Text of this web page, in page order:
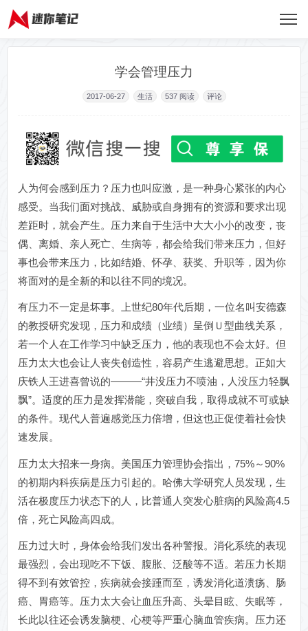
学会管理压力
2017-06-27 生活 537 阅读 评论
人为何会感到压力？压力也叫应激，是一种身心紧张的内心
感受。当我们面对挑战、威胁或自身拥有的资源和要求出现
差距时，就会产生。压力来自于生活中大大小小的改变，丧
偶、离婚、亲人死亡、生病等，都会给我们带来压力，但好
事也会带来压力，比如结婚、怀孕、获奖、升职等，因为你
将面对的是全新的和以往不同的境况。
有压力不一定是坏事。上世纪80年代后期，一位名叫安德森
的教授研究发现，压力和成绩（业绩）呈倒Ｕ型曲线关系，
若一个人在工作学习中缺乏压力，他的表现也不会太好。但
压力太大也会让人丧失创造性，容易产生逃避思想。正如大
庆铁人王进喜曾说的―――“井没压力不喷油，人没压力轻飘
飘”。适度的压力是发挥潜能，突破自我，取得成就不可或缺
的条件。现代人普遍感觉压力倍增，但这也正促使着社会快
速发展。
压力太大招来一身病。美国压力管理协会指出，75%～90%
的初期内科疾病是压力引起的。哈佛大学研究人员发现，生
活在极度压力状态下的人，比普通人突发心脏病的风险高4.5
倍，死亡风险高四成。
压力过大时，身体会给我们发出各种警报。消化系统的表现
最强烈，会出现吃不下饭、腹胀、泛酸等不适。若压力长期
得不到有效管控，疾病就会接踵而至，诱发消化道溃疡、肠
癌、胃癌等。压力太大会让血压升高、头晕目眩、失眠等，
长此以往还会诱发脑梗、心梗等严重心脑血管疾病。压力还